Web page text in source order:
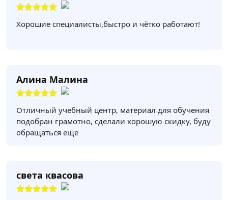
Хорошие специалисты,быстро и чётко работают!
Алина Малина
Отличный учебный центр, материал для обучения
подобран грамотно, сделали хорошую скидку, буду
обращаться еще
света квасова